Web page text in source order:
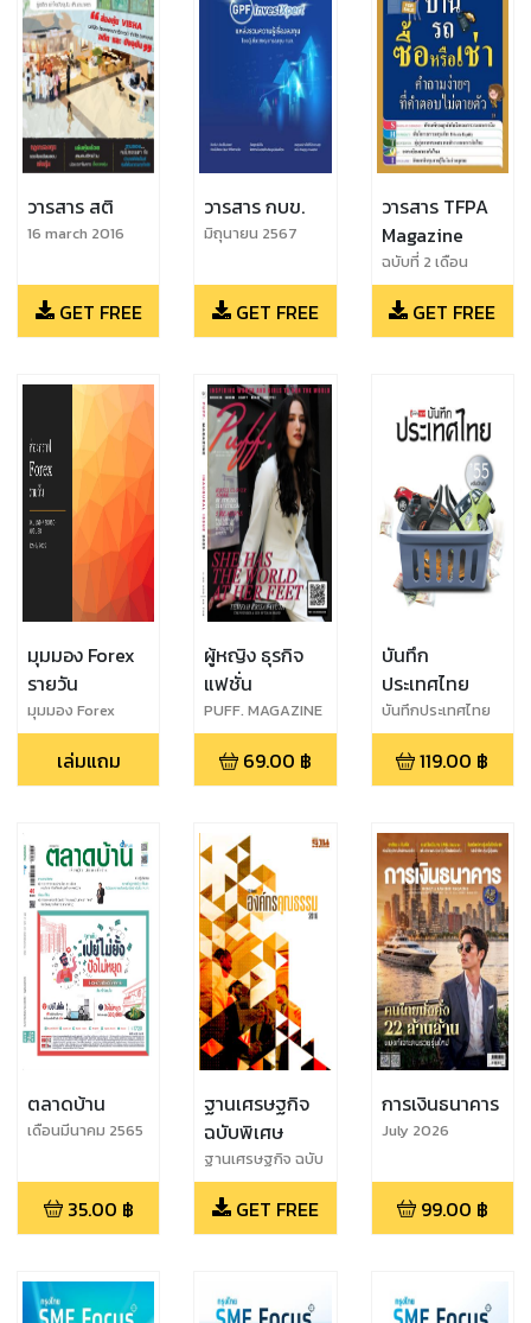
วารสาร สติ
16 march 2016
GET FREE
วารสาร กบข.
มิถุนายน 2567
GET FREE
วารสาร TFPA
Magazine
ฉบับที่ 2 เดือน
มิถุนายน 2567
GET FREE
มุมมอง Forex
รายวัน
มุมมอง Forex
ประจำวันที่ 12-06-
2565เล่มแถม
ผู้หญิง ธุรกิจ
แฟชั่น
PUFF. MAGAZINE
: INAUGURAL
ISSUE : MARCH
2023
69.00 ฿
บันทึก
ประเทศไทย
บันทึกประเทศไทย
55
119.00 ฿
ตลาดบ้าน
เดือนมีนาคม 2565
35.00 ฿
ฐานเศรษฐกิจ
ฉบับพิเศษ
ฐานเศรษฐกิจ ฉบับ
พิเศษ (10 ต้นแบบ
องค์กรคุณธรรม
2016)
GET FREE
การเงินธนาคาร
July 2026
99.00 ฿